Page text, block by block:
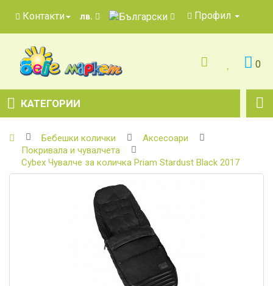
Контакти лв. Профил
0
КАТЕГОРИИ
Бебешки колички
Аксесоари
Покривала и чувалчета
Cybex Чувалче за количка Priam Stardust Black 2017